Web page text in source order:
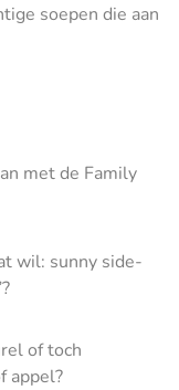
soepen die aan
met de Family
wil: sunny side-
of toch
appel?